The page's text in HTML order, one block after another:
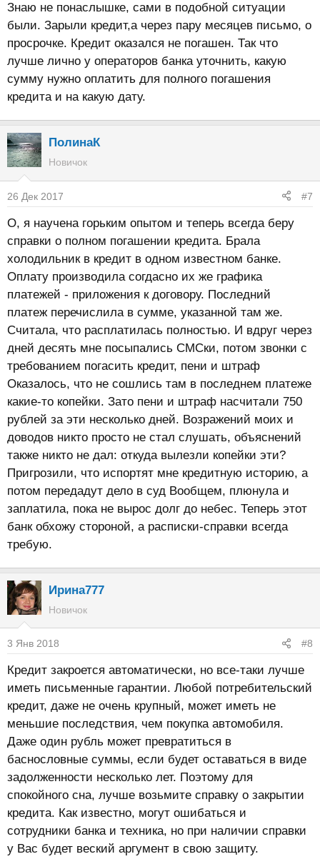
Знаю не понаслышке, сами в подобной ситуации
были. Зарыли кредит,а через пару месяцев письмо, о
просрочке. Кредит оказался не погашен. Так что
лучше лично у операторов банка уточнить, какую
сумму нужно оплатить для полного погашения
кредита и на какую дату.
ПолинаК
Новичок
26 Дек 2017 #7
О, я научена горьким опытом и теперь всегда беру
справки о полном погашении кредита. Брала
холодильник в кредит в одном известном банке.
Оплату производила согдасно их же графика
платежей - приложения к договору. Последний
платеж перечислила в сумме, указанной там же.
Считала, что расплатилась полностью. И вдруг через
дней десять мне посыпались СМСки, потом звонки с
требованием погасить кредит, пени и штраф
Оказалось, что не сошлись там в последнем платеже
какие-то копейки. Зато пени и штраф насчитали 750
рублей за эти несколько дней. Возражений моих и
доводов никто просто не стал слушать, объяснений
также никто не дал: откуда вылезли копейки эти?
Пригрозили, что испортят мне кредитную историю, а
потом передадут дело в суд Вообщем, плюнула и
заплатила, пока не вырос долг до небес. Теперь этот
банк обхожу стороной, а расписки-справки всегда
требую.
Ирина777
Новичок
3 Янв 2018 #8
Кредит закроется автоматически, но все-таки лучше
иметь письменные гарантии. Любой потребительский
кредит, даже не очень крупный, может иметь не
меньшие последствия, чем покупка автомобиля.
Даже один рубль может превратиться в
баснословные суммы, если будет оставаться в виде
задолженности несколько лет. Поэтому для
спокойного сна, лучше возьмите справку о закрытии
кредита. Как известно, могут ошибаться и
сотрудники банка и техника, но при наличии справки
у Вас будет веский аргумент в свою защиту.